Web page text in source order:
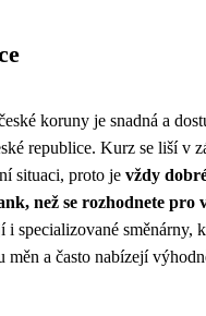
koruny je snadná a
republice. Kurz se liší v
situaci, proto je vždy
než se rozhodnete pro
specializované směnárny,
měn a často nabízejí